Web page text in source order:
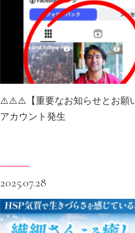
⚠️⚠️⚠️【重要なお知らせとお
アカウント発生
2025.07.28